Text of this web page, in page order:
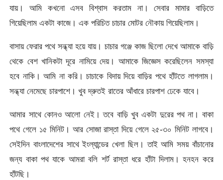
যায়। আমি কখনো এসব বিশ্বাস করতাম না। সেবার মামার বাড়িতে
গিয়েছিলাম একটা কাজে। এক পরিচিত চাচার মোটর নৌকায় গিয়েছিলাম।
বাসায় ফেরার পথে সন্ধ্যা হয়ে যায়। চাচার গঞ্জে কাজ ছিলো দেখে আমাকে বাড়ি
থেকে বেশ খানিকটা দূরে নামিয়ে দেয়। আমাকে জিজ্ঞেস করেছিলেন সমস্যা
হবে নাকি। আমি না করি। চাচাকে বিদায় দিয়ে বাড়ির পথে হাঁটতে লাগলাম।
সন্ধ্যা নেমেছে চারপাশে। খুব দ্রুতই রাতের আঁধারে চারপাশ ঢেকে যাবে।
আমার সাথে কোনও আলো নেই। তবে বাড়ি খুব একটা দুরের পথ না। বাকা
পথে গেলে ১৫ মিনিট। আর সোজা রাস্তা দিয়ে গেলে ২৫-৩০ মিনিট লাগবে।
সেইদিন বাংলাদেশের সাথে ইংল্যান্ডের খেলা ছিল। তাই আমি সময় বাঁচানোর
জন্য বাকা পথ যাকে আমরা বলি শর্ট রাস্তা ধরে হাঁটা দিলাম। হনহন করে
হাঁটছি।